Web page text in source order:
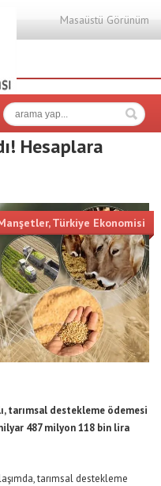
Masaüstü Görünüm
Hesaplara
,Türkiye Ekonomisi
tarımsal destekleme ödemesi
487 milyon 118 bin lira
tarımsal destekleme